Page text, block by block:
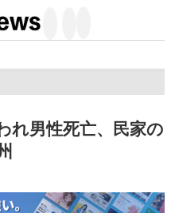
れ男性死亡、民家の